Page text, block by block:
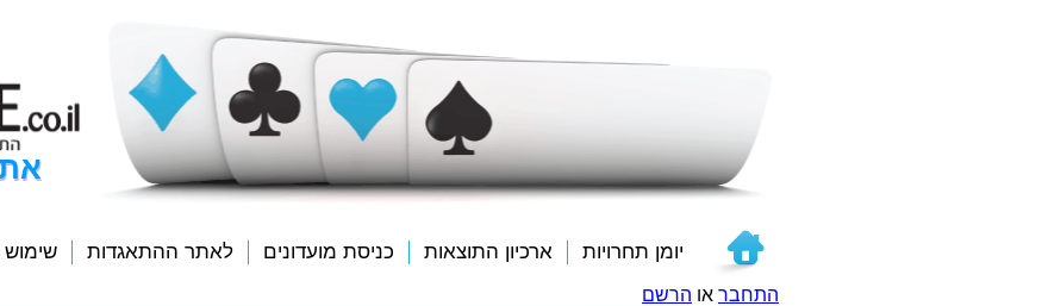
יומן תחרויות ארכיון התוצאות כניסת מועדונים לאתר ההתאגדות
התחבר או הרשם